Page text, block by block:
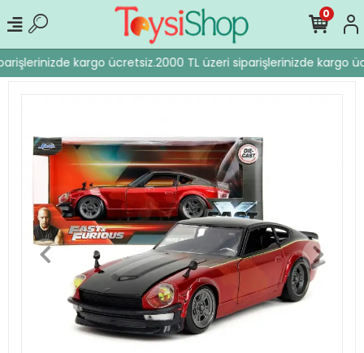
kargo ücretsiz.2000 TL üzeri siparişlerinizde kargo
0